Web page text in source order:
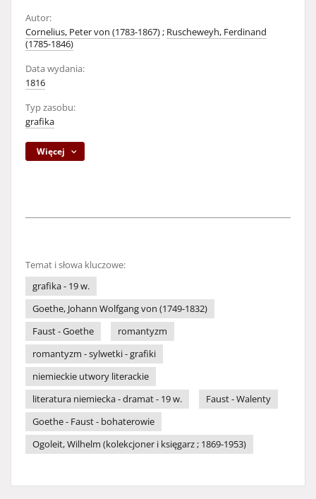
Autor:
Cornelius, Peter von (1783-1867); Ruscheweyh, Ferdinand
(1785-1846)
Data wydania:
1816
Typ zasobu:
grafika
Więcej
Temat i słowa kluczowe:
grafika - 19 w.
Goethe, Johann Wolfgang von (1749-1832)
Faust - Goethe
romantyzm
romantyzm - sylwetki - grafiki
niemieckie utwory literackie
literatura niemiecka - dramat - 19 w.
Faust - Walenty
Goethe - Faust - bohaterowie
Ogoleit, Wilhelm (kolekcjoner i księgarz ; 1869-1953)